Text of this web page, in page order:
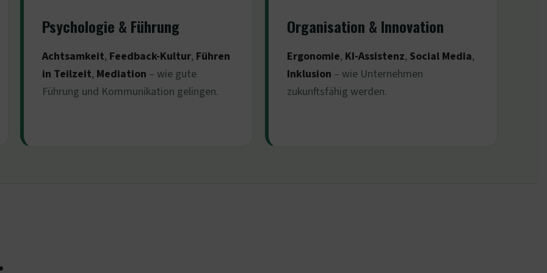
Psychologie & Führung
Achtsamkeit, Feedback-Kultur, Führen
in Teilzeit, Mediation – wie gute
Führung und Kommunikation gelingen.
Organisation & Innovation
Ergonomie, KI-Assistenz, Social Media,
Inklusion – wie Unternehmen
zukunftsfähig werden.